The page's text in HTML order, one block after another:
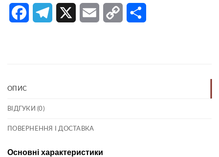
FacebookTelegram Email Copy
ОПИС
ВІДГУКИ (0)
ПОВЕРНЕННЯ І ДОСТАВКА
Основні характеристики